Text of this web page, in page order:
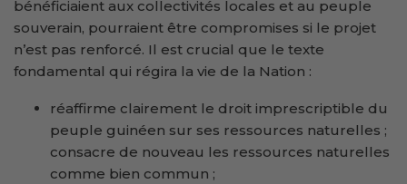
bénéficiaient aux collectivités locales et au peuple
souverain, pourraient être compromises si le projet
n’est pas renforcé. Il est crucial que le texte
fondamental qui régira la vie de la Nation :
réaffirme clairement le droit imprescriptible du
peuple guinéen sur ses ressources naturelles ;
consacre de nouveau les ressources naturelles
comme bien commun ;